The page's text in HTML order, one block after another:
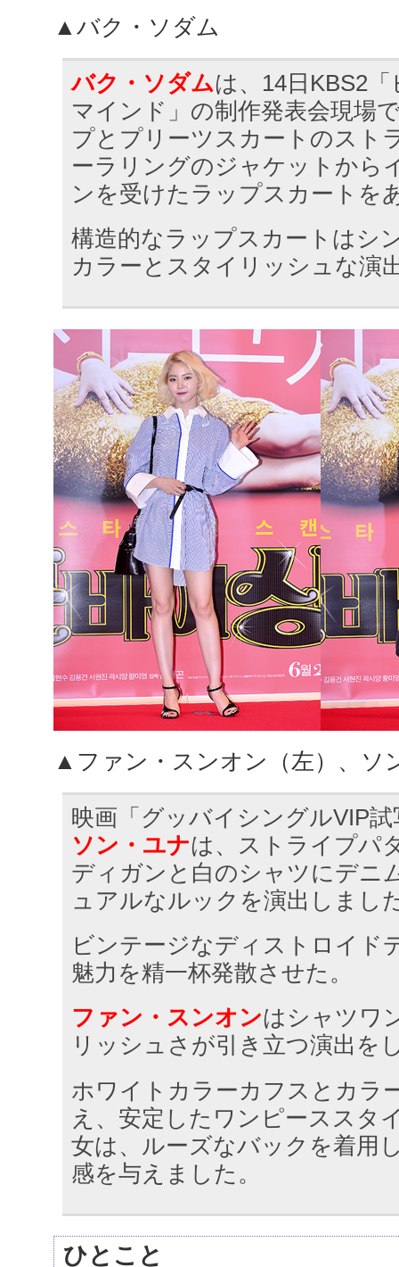
▲バク・ソダム
バク・ソダムは、14日KBS2
マインド」の制作発表会現場
プとプリーツスカートのスト
ーラリングのジャケットから
ンを受けたラップスカートを
構造的なラップスカートはシ
カラーとスタイリッシュな演
▲ファン・スンオン（左）、ソ
映画「グッバイシングルVIP
ソン・ユナは、ストライプパ
ディガンと白のシャツにデニ
ュアルなルックを演出しまし
ビンテージなディストロイド
魅力を精一杯発散させた。
ファン・スンオンはシャツワ
リッシュさが引き立つ演出を
ホワイトカラーカフスとカラ
え、安定したワンピーススタ
女は、ルーズなバックを着用
感を与えました。
ひとこと